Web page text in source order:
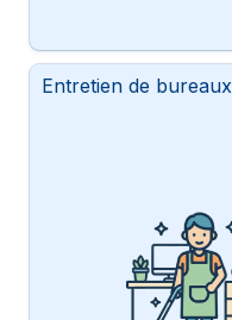
Entretien de bureaux